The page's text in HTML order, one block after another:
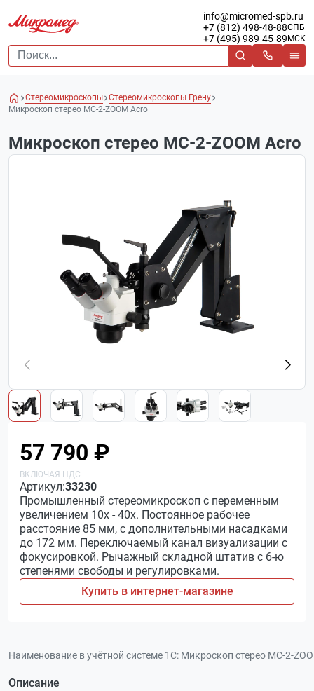
info@micromed-spb.ru
+7 (812) 498-48-88СПБ
+7 (495) 989-45-89 МСК
Стереомикроскопы Стереомикроскопы Грену
Микроскоп стерео МС-2-ZOOM Acro
Микроскоп стерео МС-2-ZOOM Acro
57 790 ₽
Артикул:33230
Промышленный стереомикроскоп с переменным
увеличением 10х - 40х. Постоянное рабочее
расстояние 85 мм, с дополнительными насадками
до 172 мм. Переключаемый канал визуализации с
фокусировкой. Рычажный складной штатив с 6-ю
степенями свободы и регулировками.
Купить в интернет-магазине
Наименование в учётной системе 1С: Микроскоп стерео МС-2-
Описание